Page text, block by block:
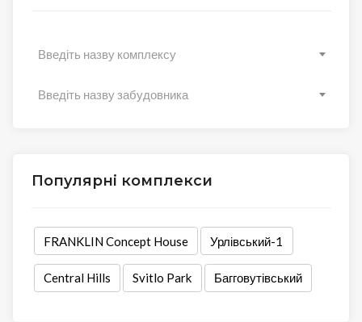
Введіть назву комплексу
Введіть назву забудовника
Популярні комплекси
FRANKLIN Concept House Урлівський-1
Central Hills Svitlo Park Багговутівський